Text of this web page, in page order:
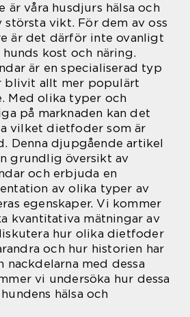
är våra husdjurs hälsa och
största vikt. För dem av oss
är det därför inte ovanligt
kost och näring.
är en specialiserad typ
blivit allt mer populärt
Med olika typer och
på marknaden kan det
vilket dietfoder som är
Denna djupgående artikel
grundlig översikt av
och erbjuda en
av olika typer av
egenskaper. Vi kommer
kvantitativa mätningar av
hur olika dietfoder
och hur historien har
nackdelarna med dessa
vi undersöka hur dessa
hälsa och